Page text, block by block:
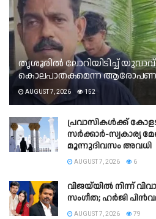
തൃശൂരിൽ ലോറിയിടിച്ച് യുവാവ്
കൊലപാതകമെന്ന
AUGUST 7, 2026 152
പ്രവാസികൾക്ക്
സർക്കാർ-സ്വകാര്യ
മൂന്നുദിവസം അവധി
AUGUST 7, 2026 6
വിജയ്‌യിൽ നിന്ന്
സംഗീത; ഹർജി
AUGUST 7, 2026 79